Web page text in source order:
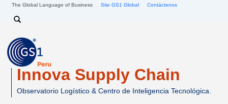
Pasar al contenido principal
The Global Language of Business Site GS1 Global Contáctenos
Search
Innova Supply Chain
Observatorio Logístico & Centro de Inteligencia Tecnológica.